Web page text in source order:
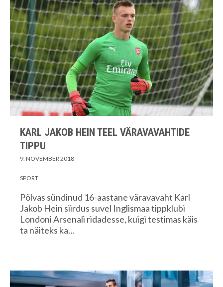
KARL JAKOB HEIN TEEL VÄRAVAVAHTIDE
TIPPU
9. NOVEMBER 2018
SPORT
Põlvas sündinud 16-aastane väravavaht Karl
Jakob Hein siirdus suvel Inglismaa tippklubi
Londoni Arsenali ridadesse, kuigi testimas käis
ta näiteks ka…